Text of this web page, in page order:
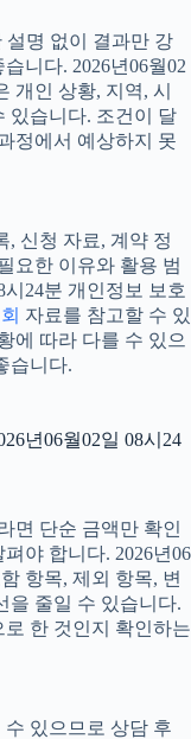
설명 없이 결과만 강
니다. 2026년06월02
개인 상황, 지역, 시
있습니다. 조건이 달
정에서 예상하지 못
, 신청 자료, 계약 정
요한 이유와 활용 범
24분 개인정보 보호
자료를 참고할 수 있
에 따라 다를 수 있으
습니다.
년06월02일 08시24
면 단순 금액만 확인
야 합니다. 2026년06
항목, 제외 항목, 변
을 줄일 수 있습니다.
한 것인지 확인하는
있으므로 상담 후